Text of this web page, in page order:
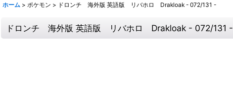
ホーム > ポケモン > ドロンチ 海外版 英語版 リバホロ Drakloak - 072/131 -
ドロンチ 海外版 英語版 リバホロ Drakloak - 072/131 -